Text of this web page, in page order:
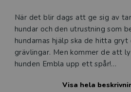
När det blir dags att ge sig av
hundar och den utrustning som
hundarnas hjälp ska de hitta gryt
grävlingar. Men kommer de att
hunden Embla upp ett spår!
På jakt efter grävling är den
Visa hela